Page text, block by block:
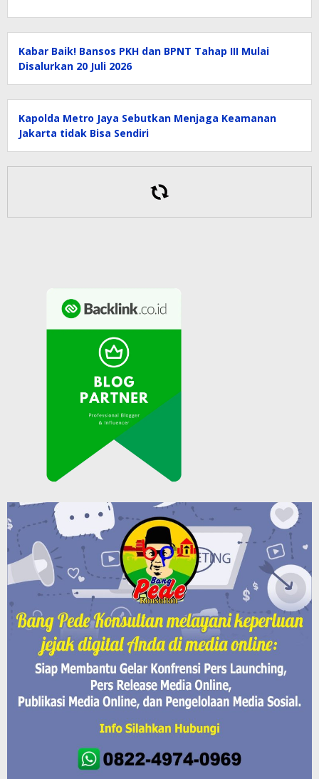
Kabar Baik! Bansos PKH dan BPNT Tahap III Mulai
Disalurkan 20 Juli 2026
Kapolda Metro Jaya Sebutkan Menjaga Keamanan
Jakarta tidak Bisa Sendiri